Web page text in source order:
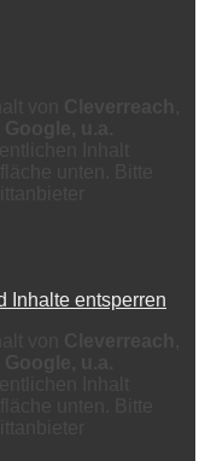
Inhalte entsperren